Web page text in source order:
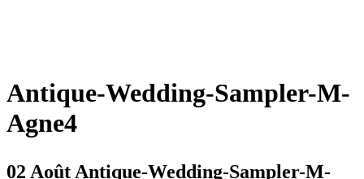
Antique-Wedding-Sampler-M-
Agne4
02 Août Antique-Wedding-Sampler-M-